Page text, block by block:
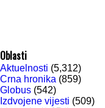
Oblasti
Aktuelnosti (5,312)
Crna hronika (859)
Globus (542)
Izdvojene vijesti (509)